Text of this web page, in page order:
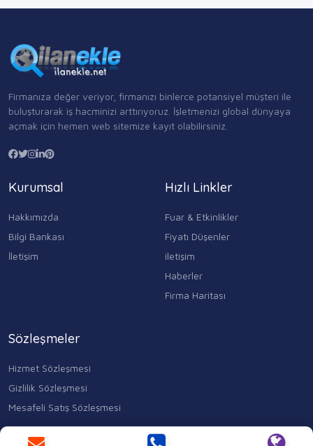
Firmanıza değer veriyor, firmanızı binlerce potansiyel müşteri ile
buluşturarak iş hacminizi arttırıyoruz. İşletmenizi global dünyaya
açmak için hemen web sitemize kayıt olabilirsiniz.
Kurumsal
Hakkımızda
Bilgi Bankası
İletişim
Hızlı Linkler
Fuar & Etkinlikler
Fiyatı Düşenler
iletişim
Haberler
Firma Haritası
Sözleşmeler
Hizmet Sözleşmesi
Gizlilik Sözleşmesi
Mesafeli Satış Sözleşmesi
Kocasinan Merkez, Mahmutbey Cd. No:353 D:1, 34400 Bahçelievler/